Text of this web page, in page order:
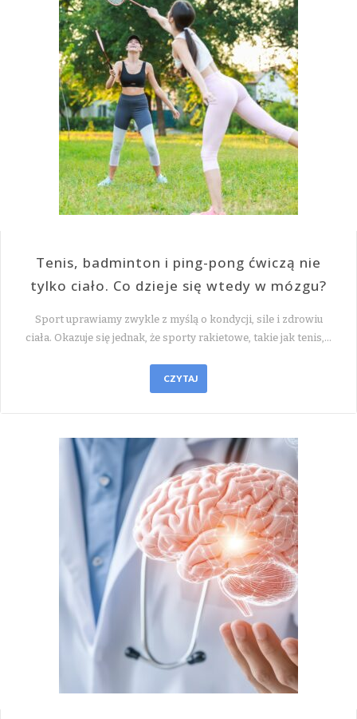
Tenis, badminton i ping-pong ćwiczą nie
tylko ciało. Co dzieje się wtedy w mózgu?
Sport uprawiamy zwykle z myślą o kondycji, sile i zdrowiu
ciała. Okazuje się jednak, że sporty rakietowe, takie jak tenis,…
CZYTAJ